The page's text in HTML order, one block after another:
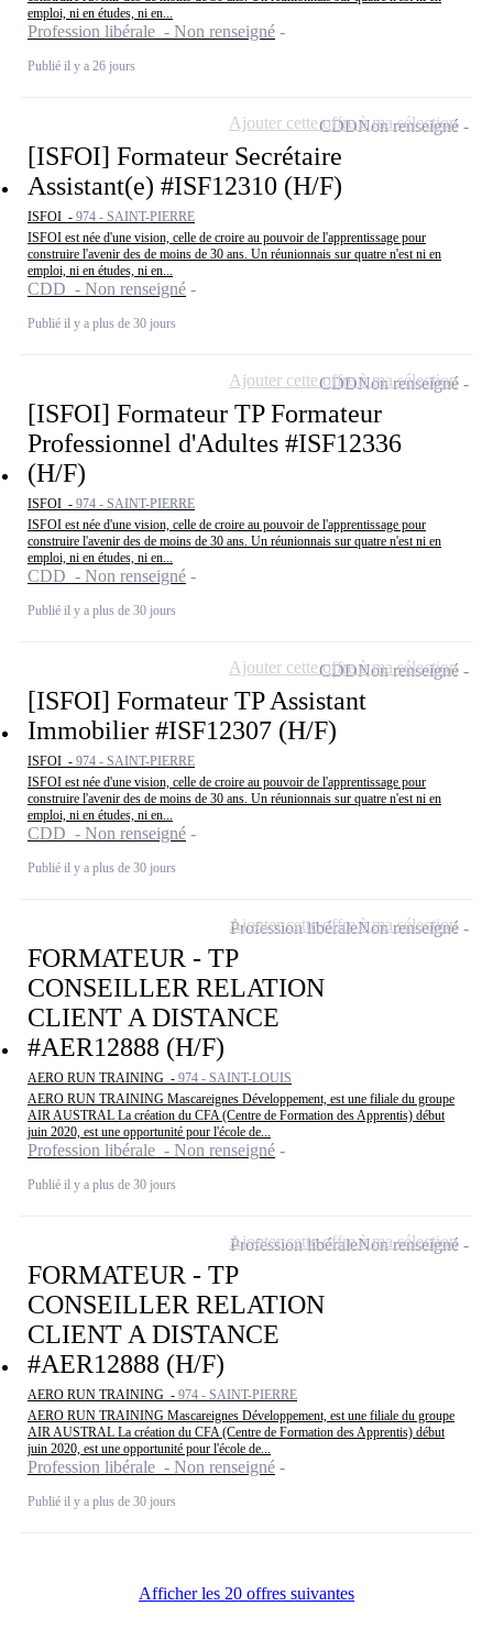
emploi, ni en études, ni en...
Profession libérale - Non renseigné
Publié il y a 26 jours
[ISFOI] Formateur Secrétaire
Assistant(e) #ISF12310 (H/F)
ISFOI - 974 - SAINT-PIERRE
ISFOI est née d'une vision, celle de croire au pouvoir de l'apprentissage pour
construire l'avenir des de moins de 30 ans. Un réunionnais sur quatre n'est ni en
emploi, ni en études, ni en...
CDD - Non renseigné
Publié il y a plus de 30 jours
CDDNon renseigné
Ajouter cette offre à ma sélection
[ISFOI] Formateur TP Formateur
Professionnel d'Adultes #ISF12336
(H/F)
ISFOI - 974 - SAINT-PIERRE
ISFOI est née d'une vision, celle de croire au pouvoir de l'apprentissage pour
construire l'avenir des de moins de 30 ans. Un réunionnais sur quatre n'est ni en
emploi, ni en études, ni en...
CDD - Non renseigné
Publié il y a plus de 30 jours
CDDNon renseigné
Ajouter cette offre à ma sélection
[ISFOI] Formateur TP Assistant
Immobilier #ISF12307 (H/F)
ISFOI - 974 - SAINT-PIERRE
ISFOI est née d'une vision, celle de croire au pouvoir de l'apprentissage pour
construire l'avenir des de moins de 30 ans. Un réunionnais sur quatre n'est ni en
emploi, ni en études, ni en...
CDD - Non renseigné
Publié il y a plus de 30 jours
CDDNon renseigné
Ajouter cette offre à ma sélection
FORMATEUR - TP
CONSEILLER RELATION
CLIENT A DISTANCE
#AER12888 (H/F)
AERO RUN TRAINING - 974 - SAINT-LOUIS
AERO RUN TRAINING Mascareignes Développement, est une filiale du groupe
AIR AUSTRAL La création du CFA (Centre de Formation des Apprentis) début
juin 2020, est une opportunité pour l'école de...
Profession libérale - Non renseigné
Publié il y a plus de 30 jours
Profession libéraleNon renseigné
Ajouter cette offre à ma sélection
FORMATEUR - TP
CONSEILLER RELATION
CLIENT A DISTANCE
#AER12888 (H/F)
AERO RUN TRAINING - 974 - SAINT-PIERRE
AERO RUN TRAINING Mascareignes Développement, est une filiale du groupe
AIR AUSTRAL La création du CFA (Centre de Formation des Apprentis) début
juin 2020, est une opportunité pour l'école de...
Profession libérale - Non renseigné
Publié il y a plus de 30 jours
Profession libéraleNon renseigné
Ajouter cette offre à ma sélection
Afficher les 20 offres suivantes